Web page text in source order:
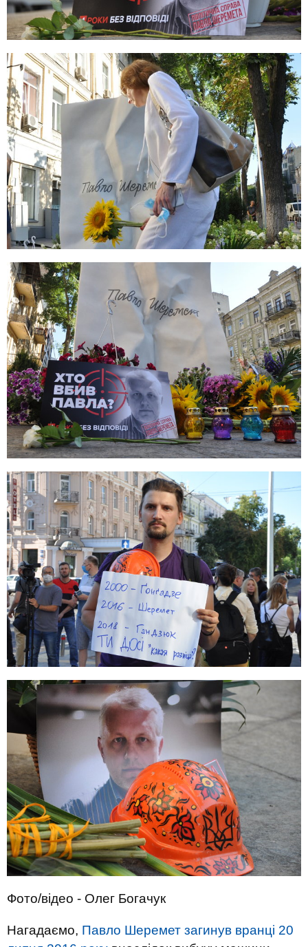
Фото/відео - Олег Богачук
Нагадаємо, Павло Шеремет загинув вранці 20